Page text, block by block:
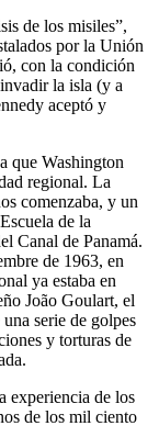
de los misiles”,
por la Unión
con la condición
la isla (y a
aceptó y
que Washington
regional. La
comenzaba, y un
de la
Canal de Panamá.
de 1963, en
ya estaba en
João Goulart, el
serie de golpes
y torturas de
experiencia de los
de los mil ciento